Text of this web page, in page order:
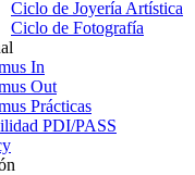
Ciclo de Joyería Artística
Ciclo de Fotografía
In
Out
Prácticas
PDI/PASS